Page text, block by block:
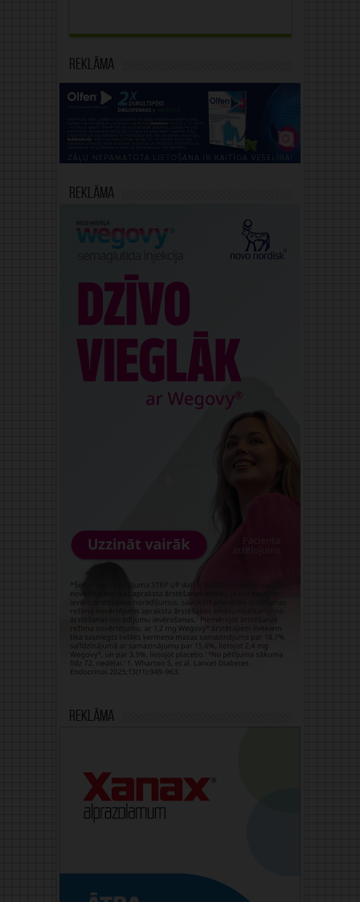
Reklāma
Reklāma
Reklāma